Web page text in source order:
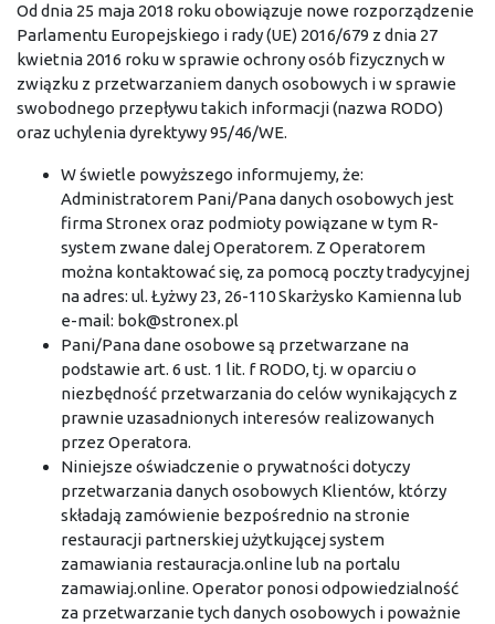
Od dnia 25 maja 2018 roku obowiązuje nowe rozporządzenie
Parlamentu Europejskiego i rady (UE) 2016/679 z dnia 27
kwietnia 2016 roku w sprawie ochrony osób fizycznych w
związku z przetwarzaniem danych osobowych i w sprawie
swobodnego przepływu takich informacji (nazwa RODO)
oraz uchylenia dyrektywy 95/46/WE.
W świetle powyższego informujemy, że:
Administratorem Pani/Pana danych osobowych jest
firmaStronex oraz podmioty powiązane w tym R-
system zwane dalej Operatorem. Z Operatorem
można kontaktować się, za pomocą poczty tradycyjnej
na adres: ul. Łyżwy 23, 26-110 Skarżysko Kamienna lub
e-mail: bok@stronex.pl
Pani/Pana dane osobowe są przetwarzane na
podstawie art. 6 ust. 1 lit. f RODO, tj. w oparciu o
niezbędność przetwarzania do celów wynikających z
prawnie uzasadnionych interesów realizowanych
przez Operatora.
Niniejsze oświadczenie o prywatności dotyczy
przetwarzania danych osobowych Klientów, którzy
składają zamówienie bezpośrednio na stronie
restauracji partnerskiej użytkującej system
zamawiania restauracja.online lub na portalu
zamawiaj.online. Operator ponosi odpowiedzialność
za przetwarzanie tych danych osobowych i poważnie